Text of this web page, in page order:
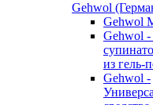
Gehwol
Gehwol
Gehwol
из гель-
Gehwol -